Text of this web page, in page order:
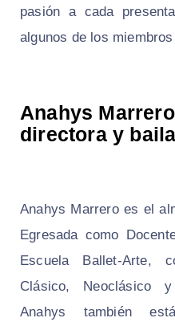
pasión a cada
algunos de los
Anahys
directora y
Anahys Marrero es el
Egresada como
Escuela Ballet-Arte,
Clásico, Neoclásico y
Anahys también